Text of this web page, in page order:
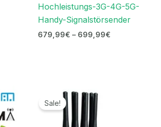
Hochleistungs-3G-4G-5G-
Handy-Signalstörsender
679,99€ – 699,99€
Sale!
Ursprünglicher
Preis
war:
799,00€